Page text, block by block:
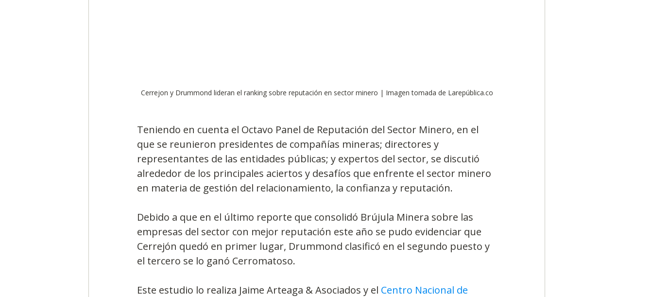
Cerrejon y Drummond lideran el ranking sobre reputación en sector minero | Imagen tomada de Larepública.co
Teniendo en cuenta el Octavo Panel de Reputación del Sector Minero, en el
que se reunieron presidentes de compañías mineras; directores y
representantes de las entidades públicas; y expertos del sector, se discutió
alrededor de los principales aciertos y desafíos que enfrente el sector minero
en materia de gestión del relacionamiento, la confianza y reputación.
Debido a que en el último reporte que consolidó Brújula Minera sobre las
empresas del sector con mejor reputación este año se pudo evidenciar que
Cerrejón quedó en primer lugar, Drummond clasificó en el segundo puesto y
el tercero se lo ganó Cerromatoso.
Este estudio lo realiza Jaime Arteaga & Asociados y el Centro Nacional de